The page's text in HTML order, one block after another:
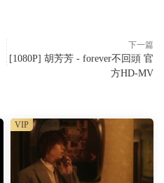
下一篇
[1080P] 胡芳芳 - forever不回頭 官
方HD-MV
VIP